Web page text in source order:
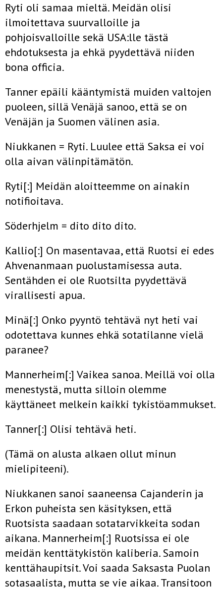
Ryti oli samaa mieltä. Meidän olisi
ilmoitettava suurvalloille ja
pohjoisvalloille sekä USA:lle tästä
ehdotuksesta ja ehkä pyydettävä niiden
bona officia.
Tanner epäili kääntymistä muiden valtojen
puoleen, sillä Venäjä sanoo, että se on
Venäjän ja Suomen välinen asia.
Niukkanen = Ryti. Luulee että Saksa ei voi
olla aivan välinpitämätön.
Ryti[:] Meidän aloitteemme on ainakin
notifioitava.
Söderhjelm = dito dito dito.
Kallio[:] On masentavaa, että Ruotsi ei edes
Ahvenanmaan puolustamisessa auta.
Sentähden ei ole Ruotsilta pyydettävä
virallisesti apua.
Minä[:] Onko pyyntö tehtävä nyt heti vai
odotettava kunnes ehkä sotatilanne vielä
paranee?
Mannerheim[:] Vaikea sanoa. Meillä voi olla
menestystä, mutta silloin olemme
käyttäneet melkein kaikki tykistöammukset.
Tanner[:] Olisi tehtävä heti.
(Tämä on alusta alkaen ollut minun
mielipiteeni).
Niukkanen sanoi saaneensa Cajanderin ja
Erkon puheista sen käsityksen, että
Ruotsista saadaan sotatarvikkeita sodan
aikana. Mannerheim[:] Ruotsissa ei ole
meidän kenttätykistön kaliberia. Samoin
kenttähaupitsit. Voi saada Saksasta Puolan
sotasaalista, mutta se vie aikaa. Transitoon